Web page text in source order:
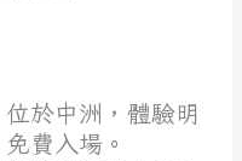
位於中洲，體驗明
費入場。